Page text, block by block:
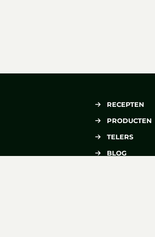
RECEPTEN
PRODUCTEN
TELERS
BLOG